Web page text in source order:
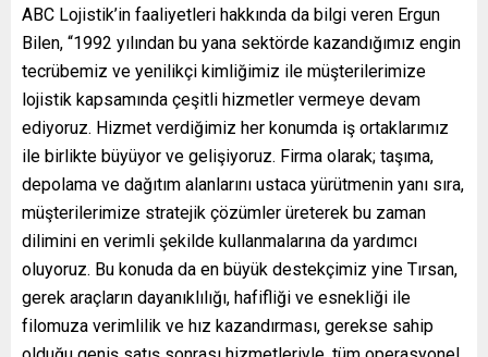
ABC Lojistik’in faaliyetleri hakkında da bilgi veren Ergun
Bilen, “1992 yılından bu yana sektörde kazandığımız engin
tecrübemiz ve yenilikçi kimliğimiz ile müşterilerimize
lojistik kapsamında çeşitli hizmetler vermeye devam
ediyoruz. Hizmet verdiğimiz her konumda iş ortaklarımız
ile birlikte büyüyor ve gelişiyoruz. Firma olarak; taşıma,
depolama ve dağıtım alanlarını ustaca yürütmenin yanı sıra,
müşterilerimize stratejik çözümler üreterek bu zaman
dilimini en verimli şekilde kullanmalarına da yardımcı
oluyoruz. Bu konuda da en büyük destekçimiz yine Tırsan,
gerek araçların dayanıklılığı, hafifliği ve esnekliği ile
filomuza verimlilik ve hız kazandırması, gerekse sahip